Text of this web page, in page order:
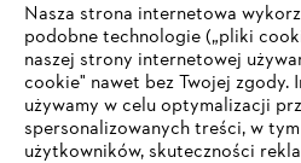
Nasza strona internetowa
podobne technologie („pliki
naszej strony internetowej
cookie" nawet bez Twojej
używamy w celu optymalizacji
spersonalizowanych treści, w
użytkowników, skuteczności